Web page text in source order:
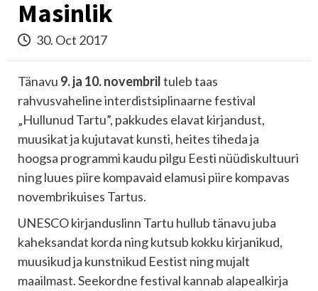
Masinlik
30. Oct 2017
Tänavu 9. ja 10. novembriltuleb taas
rahvusvaheline interdistsiplinaarne festival
„Hullunud Tartu”, pakkudes elavat kirjandust,
muusikat ja kujutavat kunsti, heites tiheda ja
hoogsa programmi kaudu pilgu Eesti nüüdiskultuuri
ning luues piire kompavaid elamusi piire kompavas
novembrikuises Tartus.
UNESCO kirjanduslinn Tartu hullub tänavu juba
kaheksandat korda ning kutsub kokku kirjanikud,
muusikud ja kunstnikud Eestist ning mujalt
maailmast. Seekordne festival kannab alapealkirja